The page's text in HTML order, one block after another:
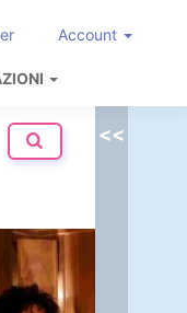
Account
<<